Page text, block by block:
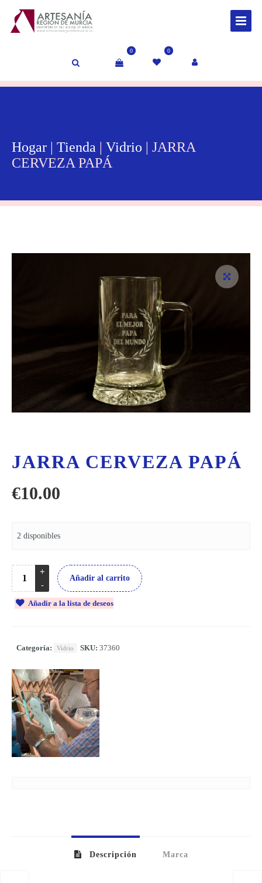
0 0
Hogar Tienda Vidrio | JARRA
CERVEZA PAPÁ
JARRA CERVEZA PAPÁ
€10.00
2 disponibles
Añadir al carrito
Añadir a la lista de deseos
Categoría: Vidrio SKU: 37360
Descripción Marca